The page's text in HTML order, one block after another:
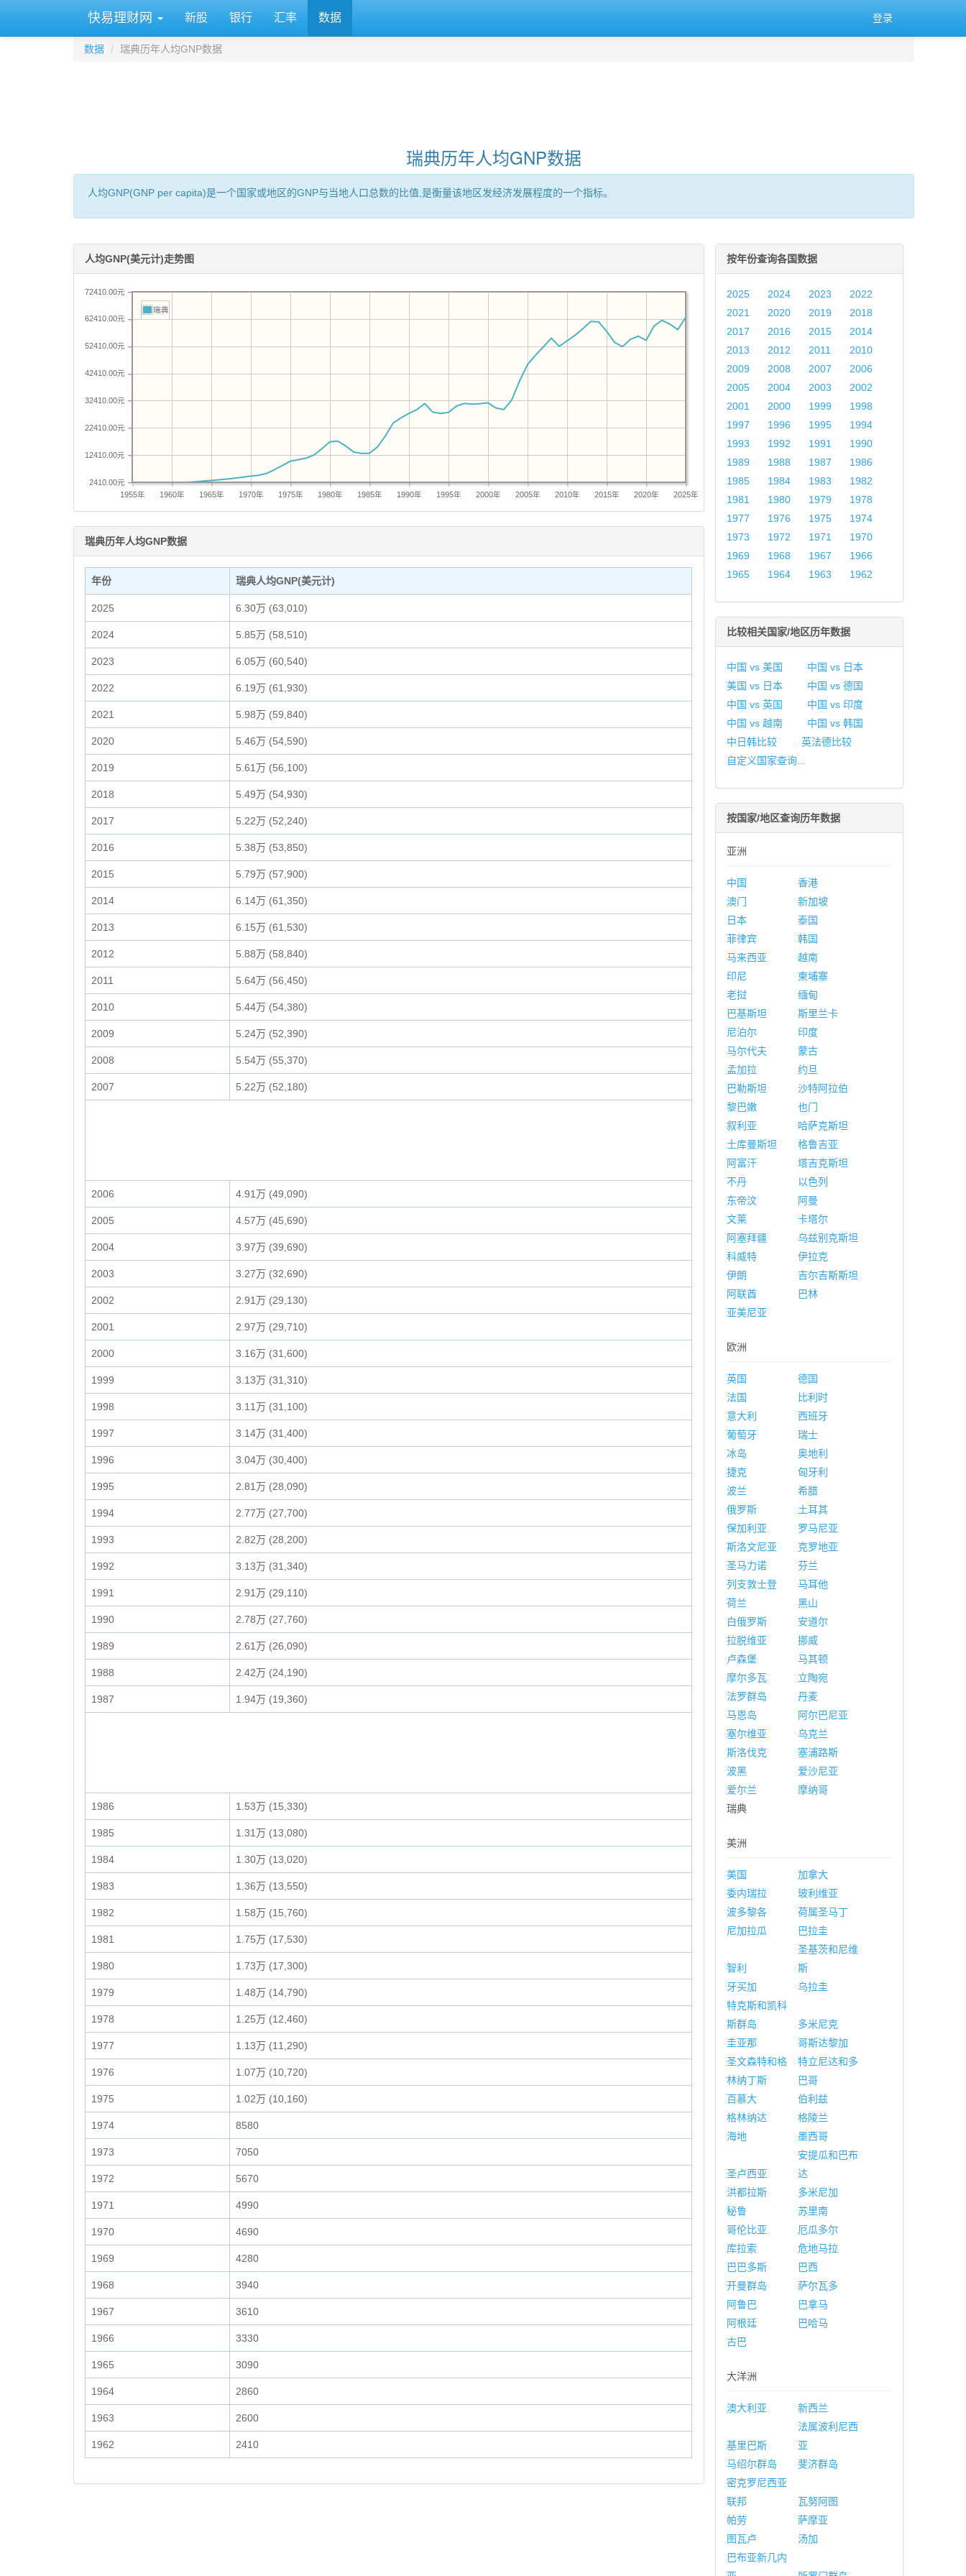
快易理财网 新股 银行 汇率 数据 登录
数据 瑞典历年人均GNP数据
瑞典历年人均GNP数据
人均GNP(GNP per capita)是一个国家或地区的GNP与当地人口总数的比值,是衡量该地区发经济发展程度的一个指标。
人均GNP(美元计)走势图
1955年 1960年 1965年 1970年 1975年 1980年 1985年 1990年 1995年 2000年 2005年 2010年 2015年 2020年 2025年
2410.00元
12410.00元
22410.00元
32410.00元
42410.00元
52410.00元
62410.00元
72410.00元
瑞典
瑞典历年人均GNP数据
年份 瑞典人均GNP(美元计)
2025 6.30万 (63,010)
2024 5.85万 (58,510)
2023 6.05万 (60,540)
2022 6.19万 (61,930)
2021 5.98万 (59,840)
2020 5.46万 (54,590)
2019 5.61万 (56,100)
2018 5.49万 (54,930)
2017 5.22万 (52,240)
2016 5.38万 (53,850)
2015 5.79万 (57,900)
2014 6.14万 (61,350)
2013 6.15万 (61,530)
2012 5.88万 (58,840)
2011 5.64万 (56,450)
2010 5.44万 (54,380)
2009 5.24万 (52,390)
2008 5.54万 (55,370)
2007 5.22万 (52,180)
2006 4.91万 (49,090)
2005 4.57万 (45,690)
2004 3.97万 (39,690)
2003 3.27万 (32,690)
2002 2.91万 (29,130)
2001 2.97万 (29,710)
2000 3.16万 (31,600)
1999 3.13万 (31,310)
1998 3.11万 (31,100)
1997 3.14万 (31,400)
1996 3.04万 (30,400)
1995 2.81万 (28,090)
1994 2.77万 (27,700)
1993 2.82万 (28,200)
1992 3.13万 (31,340)
1991 2.91万 (29,110)
1990 2.78万 (27,760)
1989 2.61万 (26,090)
1988 2.42万 (24,190)
1987 1.94万 (19,360)
1986 1.53万 (15,330)
1985 1.31万 (13,080)
1984 1.30万 (13,020)
1983 1.36万 (13,550)
1982 1.58万 (15,760)
1981 1.75万 (17,530)
1980 1.73万 (17,300)
1979 1.48万 (14,790)
1978 1.25万 (12,460)
1977 1.13万 (11,290)
1976 1.07万 (10,720)
1975 1.02万 (10,160)
1974 8580
1973 7050
1972 5670
1971 4990
1970 4690
1969 4280
1968 3940
1967 3610
1966 3330
1965 3090
1964 2860
1963 2600
1962 2410
按年份查询各国数据
2025 2024 2023
2022
2021
2020 2019
2018
2017
2016 2015
2014
2013
2012 2011
2010
2009
2008 2007
2006
2005
2004 2003
2002
2001
2000 1999
1998
1997
1996 1995
1994
1993
1992 1991
1990
1989
1988 1987
1986
1985
1984 1983
1982
1981
1980 1979
1978
1977
1976 1975
1974
1973
1972 1971
1970
1969
1968 1967
1966
1965
1964 1963 1962
比较相关国家/地区历年数据
中国 vs 美国
中国 vs 日本
美国 vs 日本
中国 vs 德国
中国 vs 英国
中国 vs 印度
中国 vs 越南
中国 vs 韩国
中日韩比较
英法德比较
自定义国家查询...
按国家/地区查询历年数据
亚洲
中国
香港
澳门
新加坡
日本
泰国
菲律宾
韩国
马来西亚
越南
印尼
柬埔寨
老挝
缅甸
巴基斯坦
斯里兰卡
尼泊尔
印度
马尔代夫
蒙古
孟加拉
约旦
巴勒斯坦
沙特阿拉伯
黎巴嫩
也门
叙利亚
哈萨克斯坦
土库曼斯坦
格鲁吉亚
阿富汗
塔吉克斯坦
不丹
以色列
东帝汶
阿曼
文莱
卡塔尔
阿塞拜疆
乌兹别克斯坦
科威特
伊拉克
伊朗
吉尔吉斯斯坦
阿联酋
巴林
亚美尼亚
欧洲
英国
德国
法国
比利时
意大利
西班牙
葡萄牙
瑞士
冰岛
奥地利
捷克
匈牙利
波兰
希腊
俄罗斯
土耳其
保加利亚
罗马尼亚
斯洛文尼亚
克罗地亚
圣马力诺
芬兰
列支敦士登
马耳他
荷兰
黑山
白俄罗斯
安道尔
拉脱维亚
挪威
卢森堡
马其顿
摩尔多瓦
立陶宛
法罗群岛
丹麦
马恩岛
阿尔巴尼亚
塞尔维亚
乌克兰
斯洛伐克
塞浦路斯
波黑
爱沙尼亚
爱尔兰
摩纳哥
瑞典
美洲
美国
加拿大
委内瑞拉
玻利维亚
波多黎各
荷属圣马丁
尼加拉瓜
巴拉圭
智利
圣基茨和尼维
斯
牙买加
乌拉圭
特克斯和凯科
斯群岛
多米尼克
圭亚那
哥斯达黎加
圣文森特和格
林纳丁斯
特立尼达和多
巴哥
百慕大
伯利兹
格林纳达
格陵兰
海地
墨西哥
圣卢西亚
安提瓜和巴布
达
洪都拉斯
多米尼加
秘鲁
苏里南
哥伦比亚
厄瓜多尔
库拉索
危地马拉
巴巴多斯
巴西
开曼群岛
萨尔瓦多
阿鲁巴
巴拿马
阿根廷
巴哈马
古巴
大洋洲
澳大利亚 新西兰
基里巴斯
法属波利尼西
亚
马绍尔群岛
斐济群岛
密克罗尼西亚
联邦
瓦努阿图
帕劳
萨摩亚
图瓦卢
汤加
巴布亚新几内